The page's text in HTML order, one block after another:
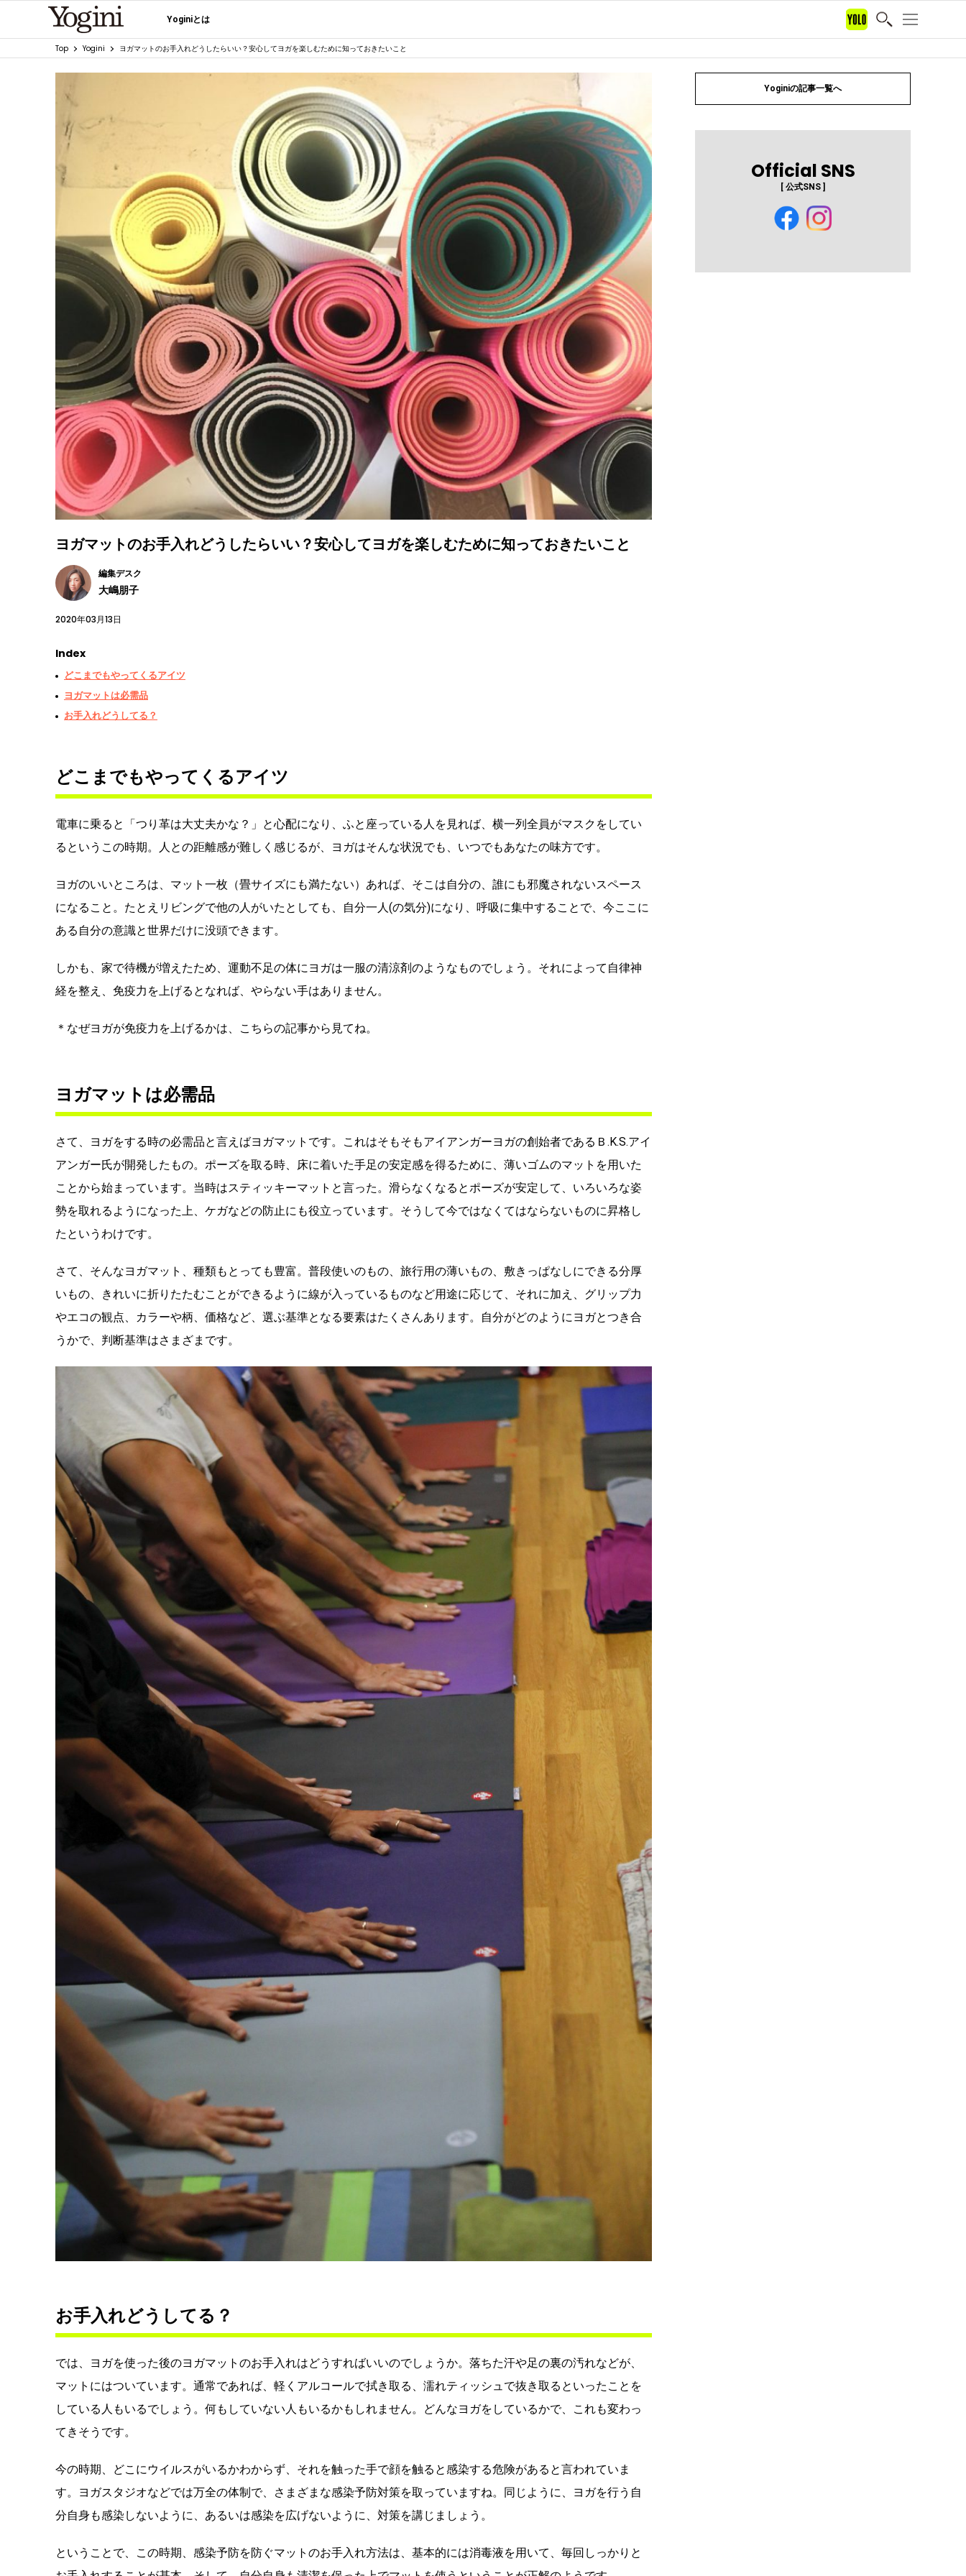
Yoginiとは
Top Yogini ヨガマットのお手入れどうしたらいい？安心してヨガを楽しむために知っておきたいこと
ヨガマットのお手入れどうしたらいい？安心してヨガを楽しむために知っておきたいこと
編集デスク
大嶋朋子
2020年03月13日
Index
どこまでもやってくるアイツ
ヨガマットは必需品
お手入れどうしてる？
どこまでもやってくるアイツ
電車に乗ると「つり革は大丈夫かな？」と心配になり、ふと座っている人を見れば、横一列全員がマスクをしてい
るというこの時期。人との距離感が難しく感じるが、ヨガはそんな状況でも、いつでもあなたの味方です。
ヨガのいいところは、マット一枚（畳サイズにも満たない）あれば、そこは自分の、誰にも邪魔されないスペース
になること。たとえリビングで他の人がいたとしても、自分一人(の気分)になり、呼吸に集中することで、今ここに
ある自分の意識と世界だけに没頭できます。
しかも、家で待機が増えたため、運動不足の体にヨガは一服の清涼剤のようなものでしょう。それによって自律神
経を整え、免疫力を上げるとなれば、やらない手はありません。
＊なぜヨガが免疫力を上げるかは、こちらの記事から見てね。
ヨガマットは必需品
さて、ヨガをする時の必需品と言えばヨガマットです。これはそもそもアイアンガーヨガの創始者であるＢ.K.S.アイ
アンガー氏が開発したもの。ポーズを取る時、床に着いた手足の安定感を得るために、薄いゴムのマットを用いた
ことから始まっています。当時はスティッキーマットと言った。滑らなくなるとポーズが安定して、いろいろな姿
勢を取れるようになった上、ケガなどの防止にも役立っています。そうして今ではなくてはならないものに昇格し
たというわけです。
さて、そんなヨガマット、種類もとっても豊富。普段使いのもの、旅行用の薄いもの、敷きっぱなしにできる分厚
いもの、きれいに折りたたむことができるように線が入っているものなど用途に応じて、それに加え、グリップ力
やエコの観点、カラーや柄、価格など、選ぶ基準となる要素はたくさんあります。自分がどのようにヨガとつき合
うかで、判断基準はさまざまです。
お手入れどうしてる？
では、ヨガを使った後のヨガマットのお手入れはどうすればいいのでしょうか。落ちた汗や足の裏の汚れなどが、
マットにはついています。通常であれば、軽くアルコールで拭き取る、濡れティッシュで抜き取るといったことを
している人もいるでしょう。何もしていない人もいるかもしれません。どんなヨガをしているかで、これも変わっ
てきそうです。
今の時期、どこにウイルスがいるかわからず、それを触った手で顔を触ると感染する危険があると言われていま
す。ヨガスタジオなどでは万全の体制で、さまざまな感染予防対策を取っていますね。同じように、ヨガを行う自
分自身も感染しないように、あるいは感染を広げないように、対策を講じましょう。
ということで、この時期、感染予防を防ぐマットのお手入れ方法は、基本的には消毒液を用いて、毎回しっかりと
Yoginiの記事一覧へ
Official SNS
[ 公式SNS ]